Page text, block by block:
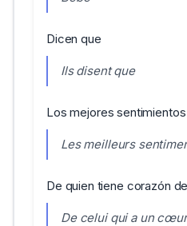
Dicen que
Ils disent que
Los mejores
Les meilleurs
De quien tiene corazón
De celui qui a un